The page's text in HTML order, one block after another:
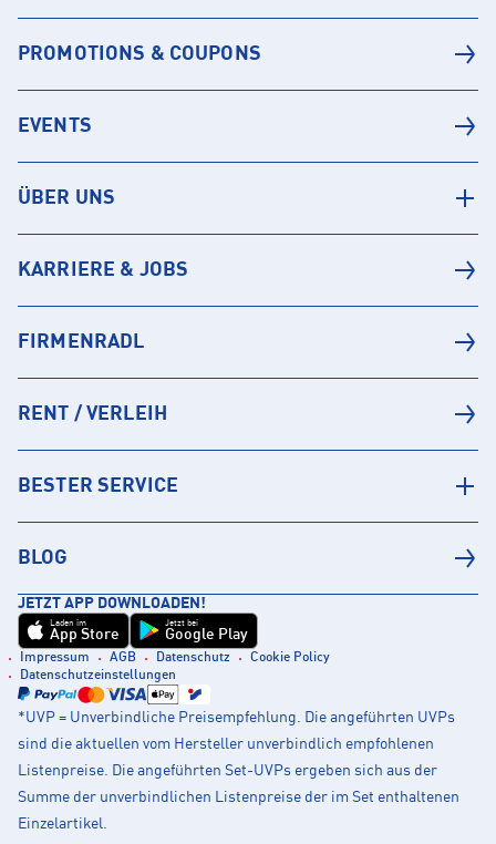
PROMOTIONS & COUPONS
EVENTS
ÜBER UNS
KARRIERE & JOBS
FIRMENRADL
RENT / VERLEIH
BESTER SERVICE
BLOG
JETZT APP DOWNLOADEN!
Laden im
App Store
Jetzt bei
Google Play
Impressum AGB Datenschutz
Cookie Policy
Datenschutzeinstellungen
*UVP = Unverbindliche Preisempfehlung. Die angeführten UVPs
sind die aktuellen vom Hersteller unverbindlich empfohlenen
Listenpreise. Die angeführten Set-UVPs ergeben sich aus der
Summe der unverbindlichen Listenpreise der im Set enthaltenen
Einzelartikel.